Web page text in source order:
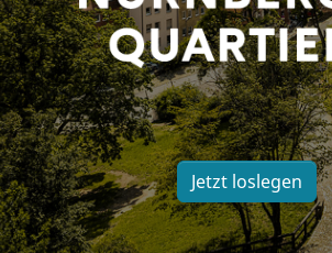
Jetzt loslegen